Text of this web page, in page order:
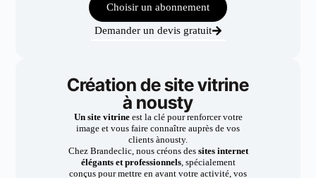
Choisir un abonnement
Demander un devis gratuit
Création de site vitrine
à nousty
Un site vitrineest la clé pour renforcer votre
image et vous faire connaître auprès de vos
clients ànousty.
Chez Brandeclic, nous créons dessites internet
élégants et professionnels, spécialement
conçus pour mettre en avant votre activité, vos